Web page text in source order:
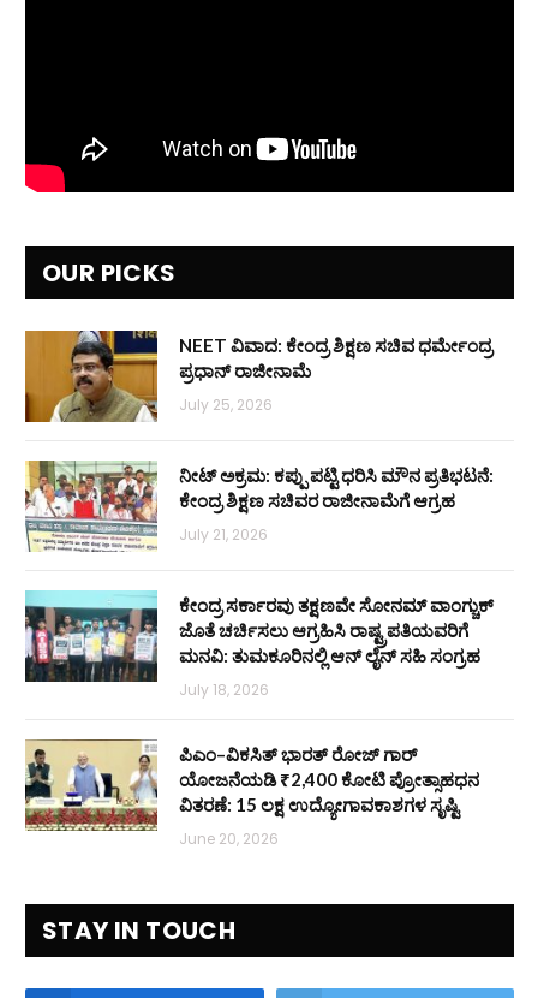
OUR PICKS
NEET ವಿವಾದ: ಕೇಂದ್ರ ಶಿಕ್ಷಣ ಸಚಿವ ಧರ್ಮೇಂದ್ರ
ಪ್ರಧಾನ್ ರಾಜೀನಾಮೆ
July 25, 2026
ನೀಟ್ ಅಕ್ರಮ: ಕಪ್ಪು ಪಟ್ಟಿ ಧರಿಸಿ ಮೌನ ಪ್ರತಿಭಟನೆ:
ಕೇಂದ್ರ ಶಿಕ್ಷಣ ಸಚಿವರ ರಾಜೀನಾಮೆಗೆ ಆಗ್ರಹ
July 21, 2026
ಕೇಂದ್ರ ಸರ್ಕಾರವು ತಕ್ಷಣವೇ ಸೋನಮ್ ವಾಂಗ್ಚುಕ್
ಜೊತೆ ಚರ್ಚಿಸಲು ಆಗ್ರಹಿಸಿ ರಾಷ್ಟ್ರಪತಿಯವರಿಗೆ
ಮನವಿ: ತುಮಕೂರಿನಲ್ಲಿ ಆನ್‌ ಲೈನ್ ಸಹಿ ಸಂಗ್ರಹ
July 18, 2026
ಪಿಎಂ–ವಿಕಸಿತ್ ಭಾರತ್ ರೋಜ್‌ ಗಾರ್
ಯೋಜನೆಯಡಿ ₹2,400 ಕೋಟಿ ಪ್ರೋತ್ಸಾಹಧನ
ವಿತರಣೆ: 15 ಲಕ್ಷ ಉದ್ಯೋಗಾವಕಾಶಗಳ ಸೃಷ್ಟಿ
June 20, 2026
STAY IN TOUCH